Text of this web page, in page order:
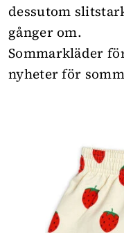
dessutom
gånger om.
Sommarkläder
nyheter för